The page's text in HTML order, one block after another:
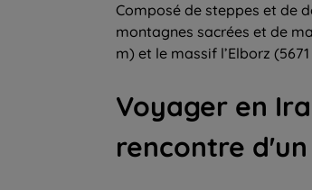
Composé de steppes et de
montagnes sacrées et de
m) et le massif l’Elborz
Voyager en
rencontre